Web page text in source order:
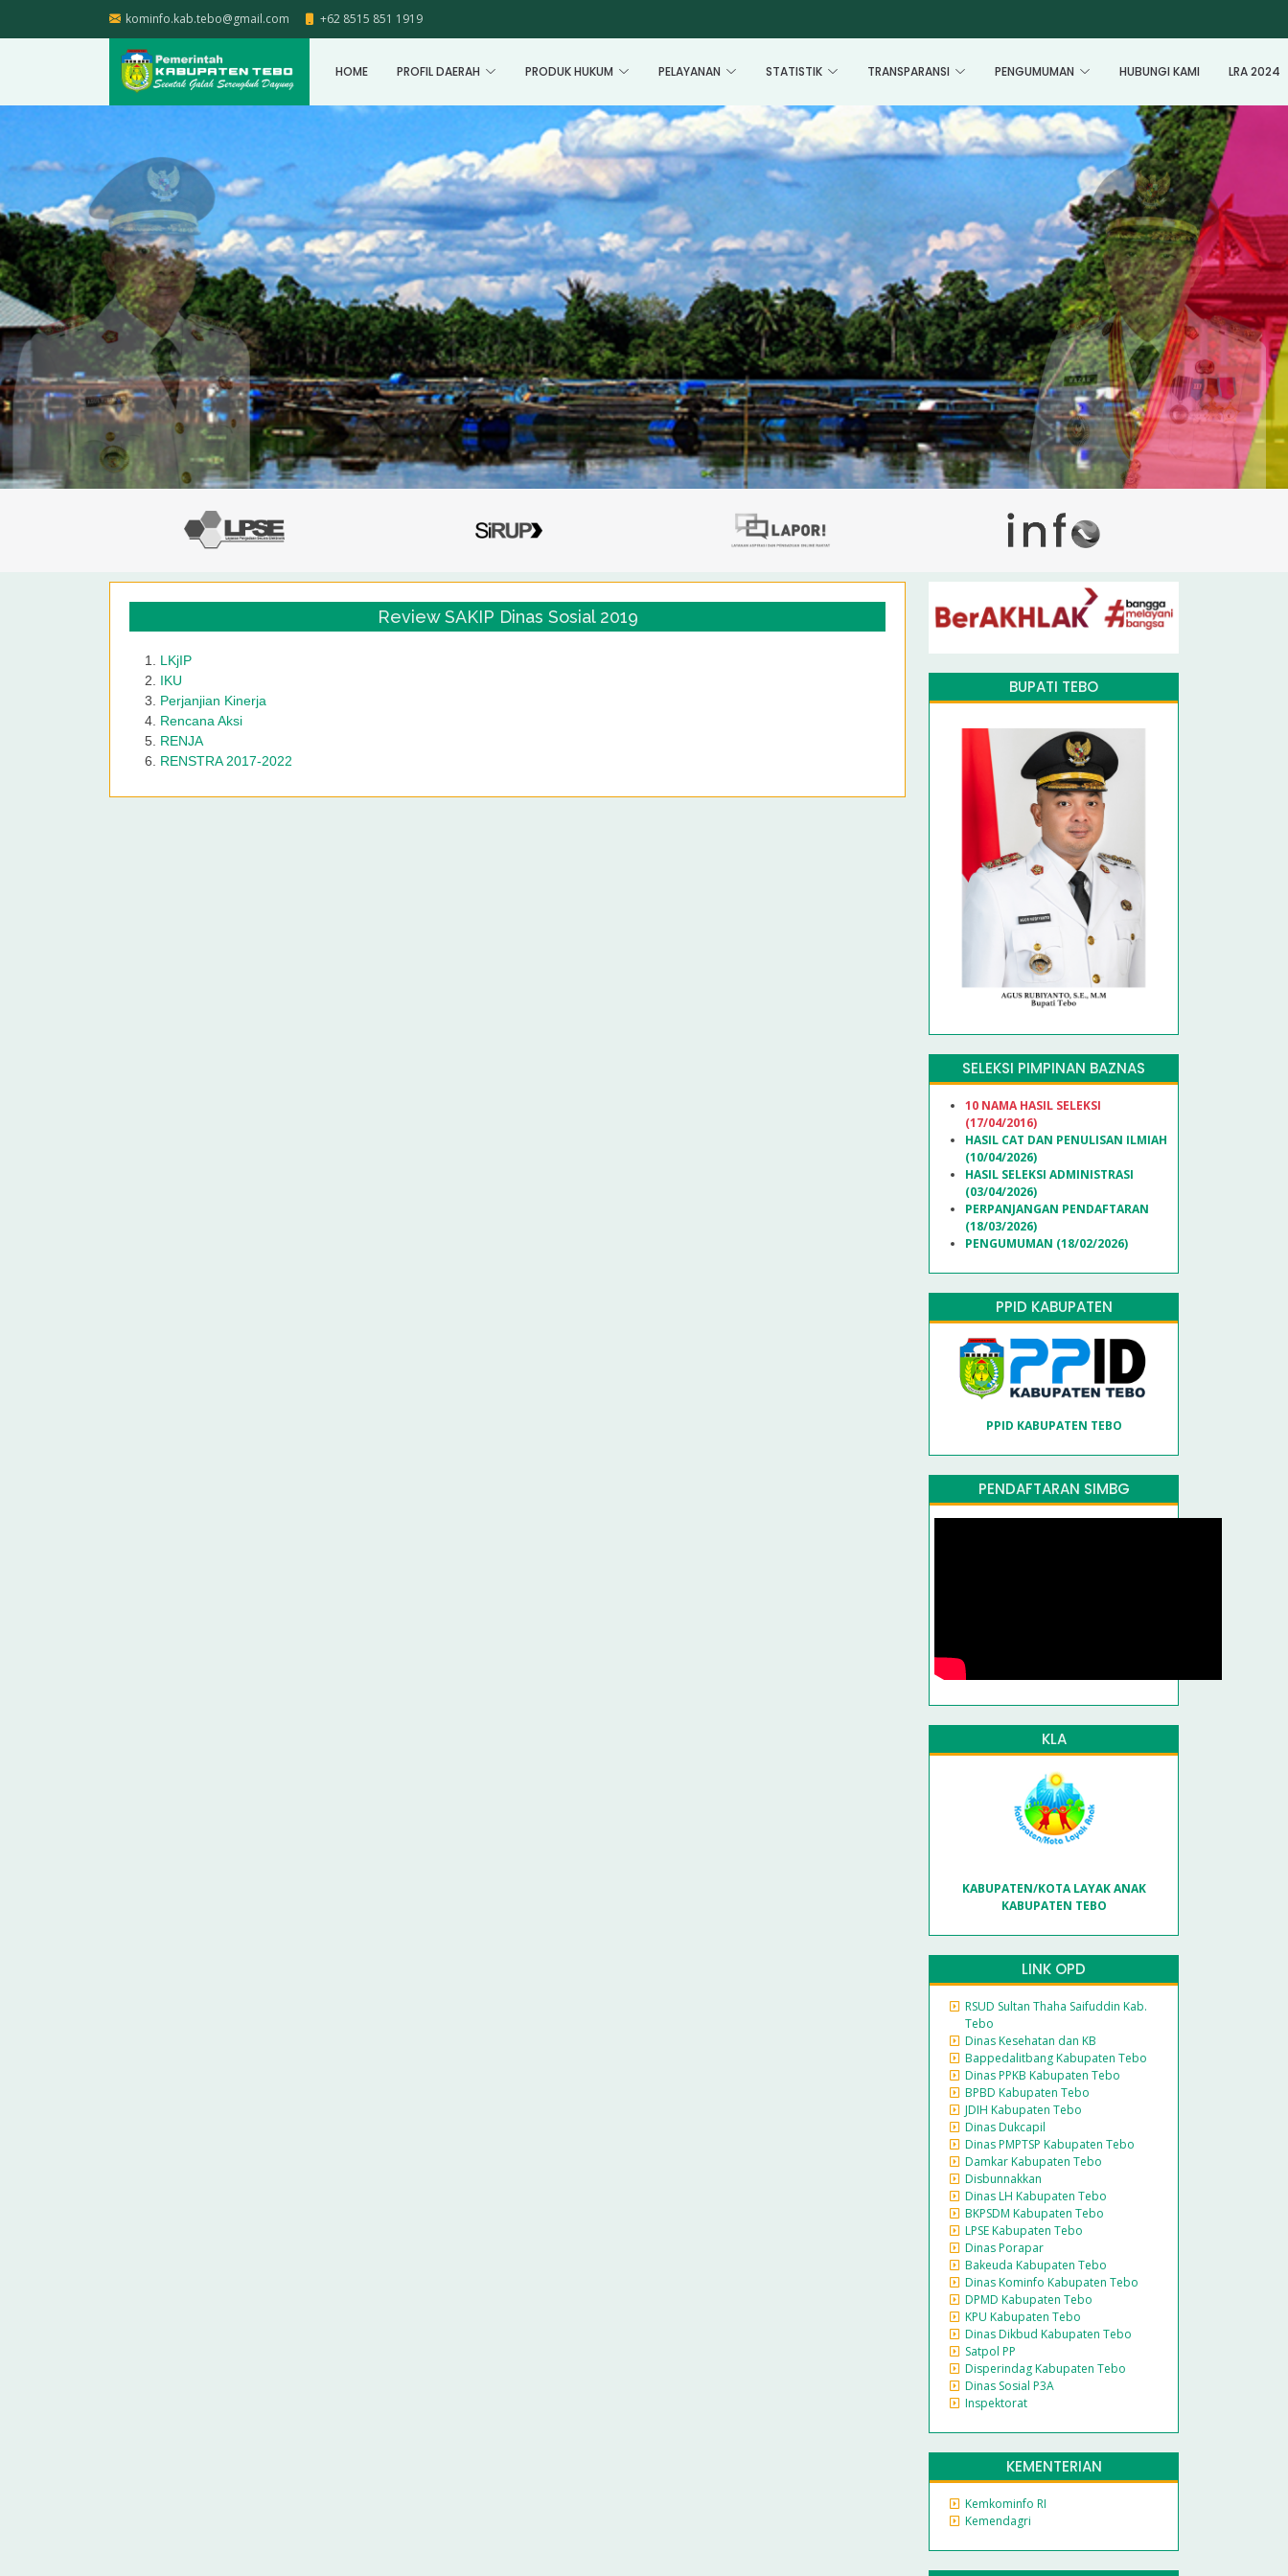
kominfo.kab.tebo@gmail.com +62 8515 851 1919
HOME PROFIL DAERAH PRODUK HUKUM PELAYANAN STATISTIK TRANSPARANSI PENGUMUMAN HUBUNGI KAMI LRA 2024
Review SAKIP Dinas Sosial 2019
LKjIP
IKU
Perjanjian Kinerja
Rencana Aksi
RENJA
RENSTRA 2017-2022
BUPATI TEBO
SELEKSI PIMPINAN BAZNAS
10 NAMA HASIL SELEKSI
(17/04/2016)
HASIL CAT DAN PENULISAN ILMIAH
(10/04/2026)
HASIL SELEKSI ADMINISTRASI
(03/04/2026)
PERPANJANGAN PENDAFTARAN
(18/03/2026)
PENGUMUMAN (18/02/2026)
PPID KABUPATEN
PPID KABUPATEN TEBO
PENDAFTARAN SIMBG
KLA
KABUPATEN/KOTA LAYAK ANAK
KABUPATEN TEBO
LINK OPD
RSUD Sultan Thaha Saifuddin Kab.
Tebo
Dinas Kesehatan dan KB
Bappedalitbang Kabupaten Tebo
Dinas PPKB Kabupaten Tebo
BPBD Kabupaten Tebo
JDIH Kabupaten Tebo
Dinas Dukcapil
Dinas PMPTSP Kabupaten Tebo
Damkar Kabupaten Tebo
Disbunnakkan
Dinas LH Kabupaten Tebo
BKPSDM Kabupaten Tebo
LPSE Kabupaten Tebo
Dinas Porapar
Bakeuda Kabupaten Tebo
Dinas Kominfo Kabupaten Tebo
DPMD Kabupaten Tebo
KPU Kabupaten Tebo
Dinas Dikbud Kabupaten Tebo
Satpol PP
Disperindag Kabupaten Tebo
Dinas Sosial P3A
Inspektorat
KEMENTERIAN
Kemkominfo RI
Kemendagri